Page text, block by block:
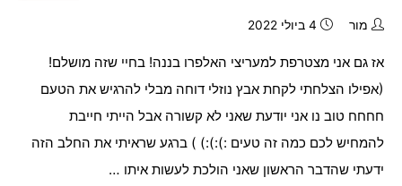
מור 4 ביולי 2022
אז גם אני מצטרפת למעריצי האלפרו בננה! בחיי שזה מושלם!
(אפילו הצלחתי לקחת אבץ נוזלי דוחה מבלי להרגיש את הטעם
חחחח טוב נו אני יודעת שאני לא קשורה אבל הייתי חייבת
להמחיש לכם כמה זה טעים :):):) ) ברגע שראיתי את החלב הזה
ידעתי שהדבר הראשון שאני הולכת לעשות איתו …